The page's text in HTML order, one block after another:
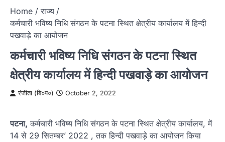
Home
राज्य
कर्मचारी भविष्य निधि संगठन के पटना स्थित क्षेत्रीय कार्यालय में हिन्दी
पखवाड़े का आयोजन
कर्मचारी भविष्य निधि संगठन के पटना स्थित
क्षेत्रीय कार्यालय में हिन्दी पखवाड़े का आयोजन
रंजीता (बि०प०) October 2, 2022
पटना, कर्मचारी भविष्य निधि संगठन के पटना स्थित क्षेत्रीय कार्यालय, में
14 से 29 सितम्बर’ 2022 , तक हिन्दी पखवाड़े का आयोजन किया